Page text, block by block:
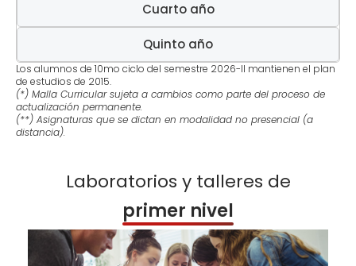
Cuarto año
Quinto año
Los alumnos de 10mo ciclo del semestre 2026-II mantienen el plan
de estudios de 2015.
(*) Malla Curricular sujeta a cambios como parte del proceso de
actualización permanente.
(**) Asignaturas que se dictan en modalidad no presencial (a
distancia).
Laboratorios y talleres de
primer nivel​